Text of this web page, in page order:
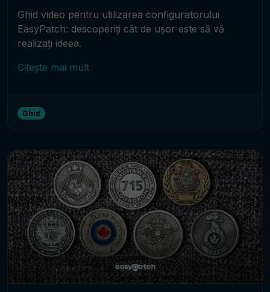
Ghid video pentru utilizarea configuratorului
EasyPatch: descoperiți cât de ușor este să vă
realizați ideea.
Citește mai mult
Ghid